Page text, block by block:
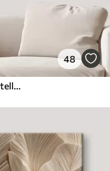
48
Absztrakt ginkgólevelek meleg pasztell színekben